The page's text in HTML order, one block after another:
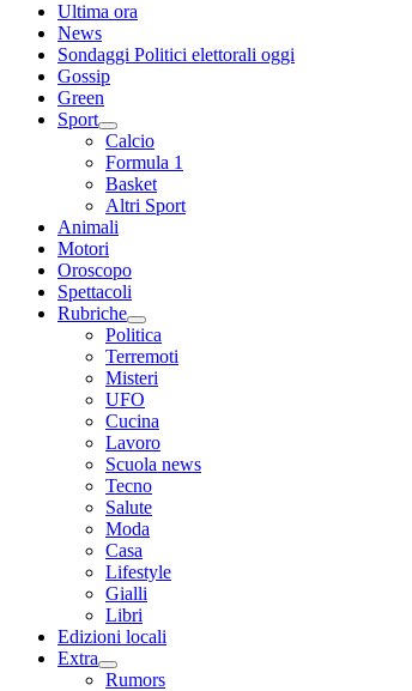
Ultima ora
News
Sondaggi Politici elettorali oggi
Gossip
Green
Sport
Calcio
Formula 1
Basket
Altri Sport
Animali
Motori
Oroscopo
Spettacoli
Rubriche
Politica
Terremoti
Misteri
UFO
Cucina
Lavoro
Scuola news
Tecno
Salute
Moda
Casa
Lifestyle
Gialli
Libri
Edizioni locali
Extra
Rumors